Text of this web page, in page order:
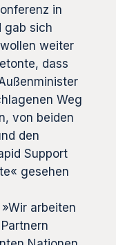
in
gab sich
weiter
dass
Weg
von beiden
den
Support
gesehen
arbeiten